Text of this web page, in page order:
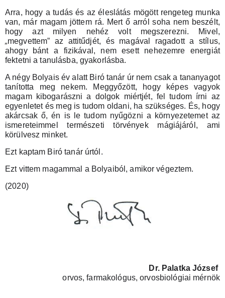
Arra, hogy a tudás és az éleslátás mögött rengeteg munka
van, már magam jöttem rá. Mert ő arról soha nem beszélt,
hogy azt milyen nehéz volt megszerezni. Mivel,
„megvettem” az attitűdjét, és magával ragadott a stílus,
ahogy bánt a fizikával, nem esett nehezemre energiát
fektetni a tanulásba, gyakorlásba.
A négy Bolyais év alatt Biró tanár úr nem csak a tananyagot
tanította meg nekem. Meggyőzött, hogy képes vagyok
magam kibogarászni a dolgok miértjét, fel tudom írni az
egyenletet és meg is tudom oldani, ha szükséges. És, hogy
akárcsak ő, én is le tudom nyűgözni a környezetemet az
ismereteimmel természeti törvények mágiájáról, ami
körülvesz minket.
Ezt kaptam Biró tanár úrtól.
Ezt vittem magammal a Bolyaiból, amikor végeztem.
(2020)
Dr. Palatka József
orvos, farmakológus, orvosbiológiai mérnök